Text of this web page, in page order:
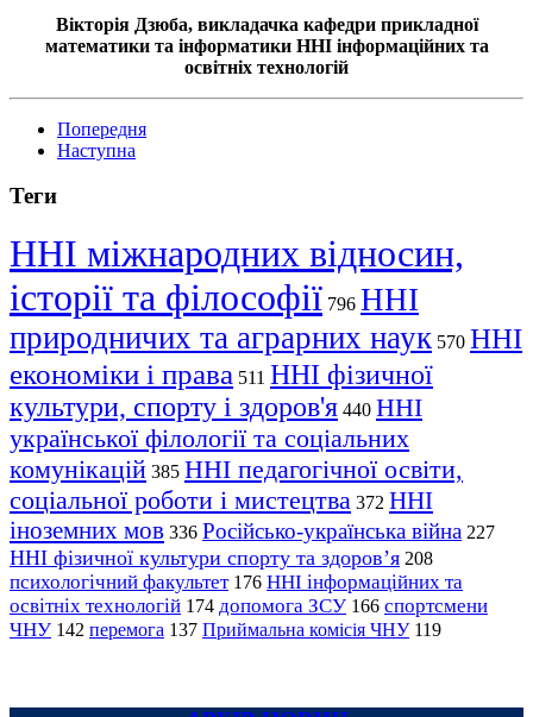
Вікторія Дзюба, викладачка кафедри прикладної
математики та інформатики ННІ інформаційних та
освітніх технологій
Попередня
Наступна
Теги
ННІ міжнародних відносин,
історії та філософії 796 ННІ
природничих та аграрних наук 570 ННІ
економіки і права 511 ННІ фізичної
культури, спорту і здоров'я 440 ННІ
української філології та соціальних
комунікацій 385 ННІ педагогічної освіти,
соціальної роботи і мистецтва 372 ННІ
іноземних мов 336 Російсько-українська війна 227
ННІ фізичної культури спорту та здоров’я 208
психологічний факультет 176 ННІ інформаційних та
освітніх технологій 174 допомога ЗСУ 166 спортсмени
ЧНУ 142 перемога 137 Приймальна комісія ЧНУ 119